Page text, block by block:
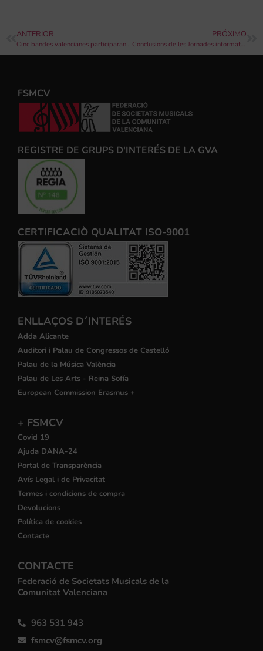
ANTERIOR
Cinc bandes valencianes participaran en l’Olimpíada de WMC Kerkrade
PRÓXIMO
Conclusions de les Jornades informatives sobre la Llei del Voluntariat
FSMCV
REGISTRE DE GRUPS D'INTERÉS DE LA GVA
CERTIFICACIÒ QUALITAT ISO-9001
ENLLAÇOS D´INTERÉS
Adda Alicante
Auditori i Palau de Congressos de Castelló
Palau de la Música València
Palau de Les Arts - Reina Sofía
European Commission Erasmus +
+ FSMCV
Covid 19
Ajuda DANA-24
Portal de Transparència
Avís Legal i de Privacitat
Termes i condicions de compra
Devolucions
Política de cookies
Contacte
CONTACTE
Federació de Societats Musicals de la
Comunitat Valenciana
963 531 943
fsmcv@fsmcv.org